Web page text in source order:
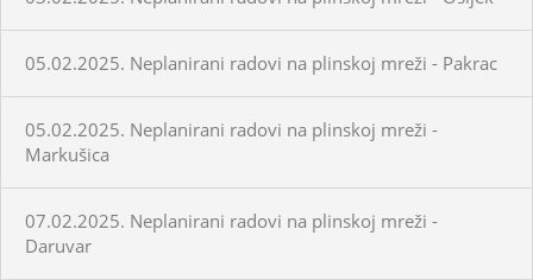
05.02.2025. Neplanirani radovi na plinskoj mreži - Pakrac
05.02.2025. Neplanirani radovi na plinskoj mreži -
Markušica
07.02.2025. Neplanirani radovi na plinskoj mreži -
Daruvar